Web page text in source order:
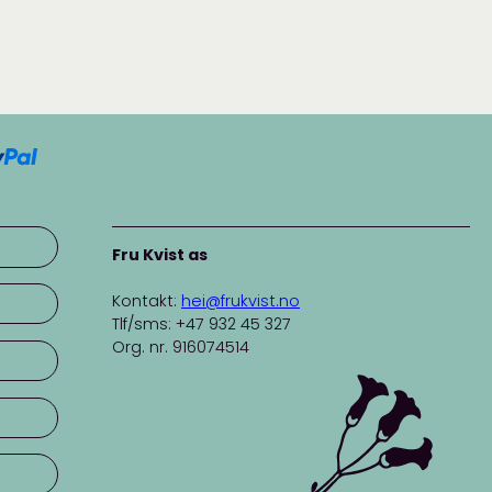
Fru Kvist as
Kontakt: hei@frukvist.no
Tlf/sms: +47 932 45 327
Org. nr. 916074514